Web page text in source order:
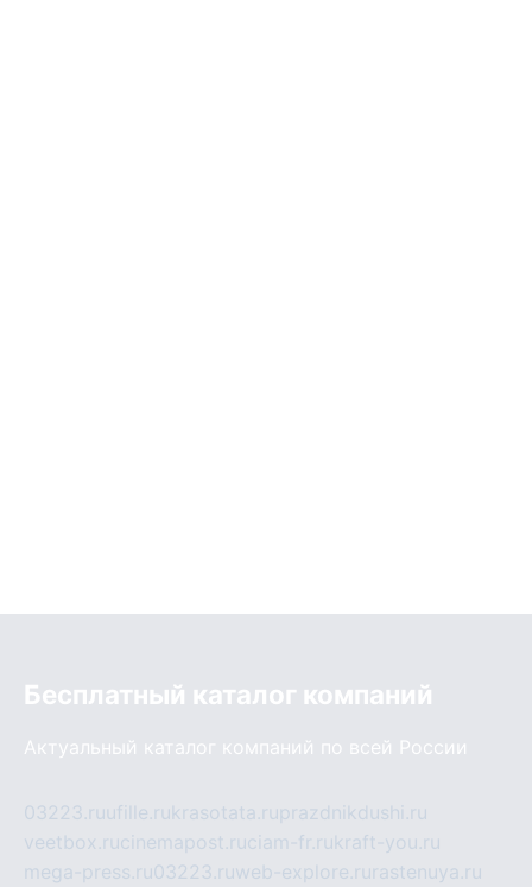
Бесплатный каталог компаний
Актуальный каталог компаний по всей России
03223.ruufille.rukrasotata.ruprazdnikdushi.ru
veetbox.rucinemapost.ruciam-fr.rukraft-you.ru
mega-press.ru03223.ruweb-explore.ru rastenuya.ru